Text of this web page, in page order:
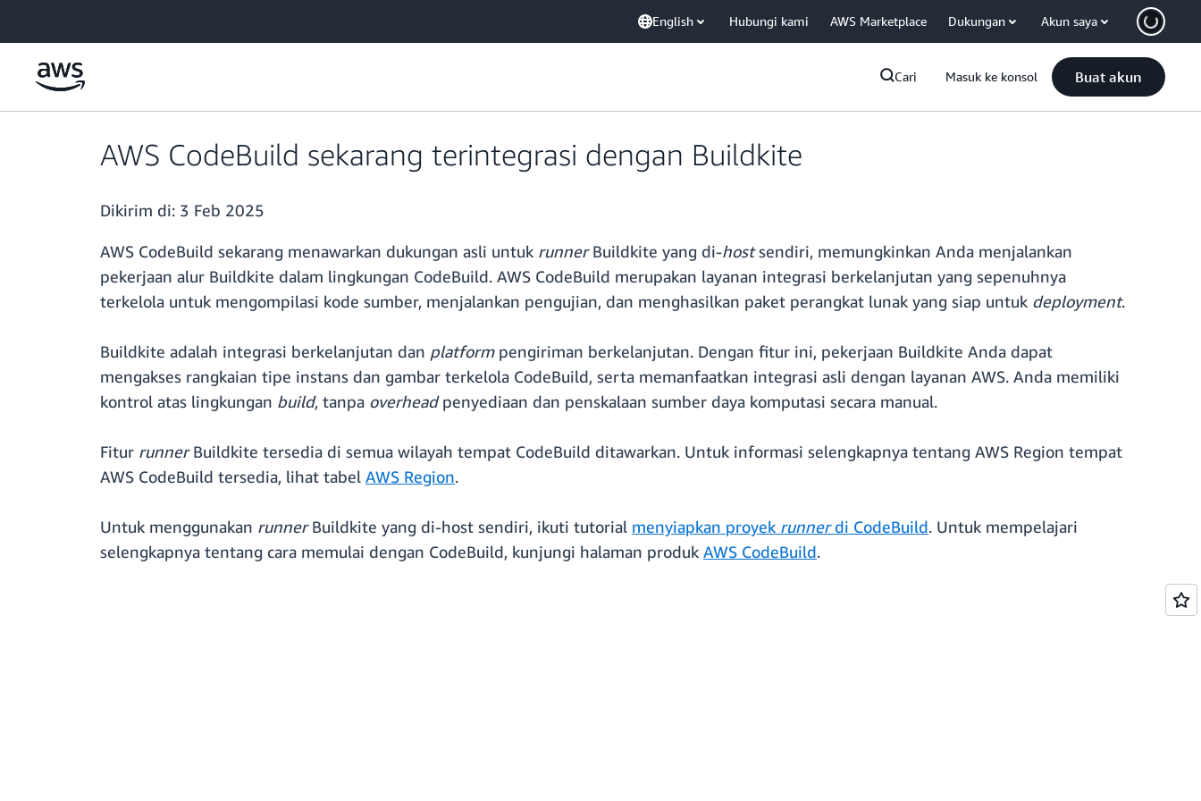
English Hubungi kami AWS Marketplace Dukungan Akun saya
Cari Masuk ke konsol Buat akun
AWS CodeBuild sekarang terintegrasi dengan Buildkite
Dikirim di: 3 Feb 2025
AWS CodeBuild sekarang menawarkan dukungan asli untuk runnerBuildkite yang di-hostsendiri, memungkinkan Anda menjalankan
pekerjaan alur Buildkite dalam lingkungan CodeBuild. AWS CodeBuild merupakan layanan integrasi berkelanjutan yang sepenuhnya
terkelola untuk mengompilasi kode sumber, menjalankan pengujian, dan menghasilkan paket perangkat lunak yang siap untuk deployment.
Buildkite adalah integrasi berkelanjutan dan platformpengiriman berkelanjutan. Dengan fitur ini, pekerjaan Buildkite Anda dapat
mengakses rangkaian tipe instans dan gambar terkelola CodeBuild, serta memanfaatkan integrasi asli dengan layanan AWS. Anda memiliki
kontrol atas lingkungan build, tanpa overheadpenyediaan dan penskalaan sumber daya komputasi secara manual.
Fitur runnerBuildkite tersedia di semua wilayah tempat CodeBuild ditawarkan. Untuk informasi selengkapnya tentang AWS Region tempat
AWS CodeBuild tersedia, lihat tabel AWS Region.
Untuk menggunakan runnerBuildkite yang di-host sendiri, ikuti tutorial menyiapkan proyek runnerdi CodeBuild. Untuk mempelajari
selengkapnya tentang cara memulai dengan CodeBuild, kunjungi halaman produk AWS CodeBuild.